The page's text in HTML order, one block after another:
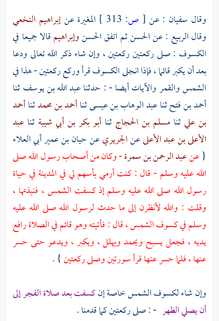
وقال سفيان : عن [ ص: المغيرةعنإبراهيم النخعي
وقالالربيع : عنالحسنثم اتفقالحسنوإبراهيمقالا جميعا في
الكسوف : صلى ركعتين ركعتين ، وإن شاء ذكر الله تعالى ودعا
بعد أن يكبر قائما ، فإذا انجلى الكسوف قرأ وركع ركعتين - هذا في
الشمس والقمر والآيات أيضا - : حدثناعبد الله بن يوسفثنا
أحمد بن فتحثناعبد الوهاب بن عيسىثناأحمد بن محمدثناأحمد
بن عليثنامسلم بن الحجاج ثنا أبو بكر بن أبي شيبة ثنا عبد
الأعلى بن عبد الأعلىعنالجريريعنحيان بن عمير أبي العلاء
{عنعبد الرحمن بن سمرة- وكان من أصحاب رسول الله صلى
الله عليه وسلم - قال : كنت أرمي بأسهم لي فيالمدينةفي حياة
رسول الله صلى الله عليه وسلم إذ كسفت الشمس ، فنبذتها ،
وقلت : والله لأنظرن إلى ما حدث لرسول الله صلى الله عليه
وسلم في كسوف الشمس ، قال : فأتيته وهو قائم في الصلاة رافع
يديه ، فجعل يسبح ويحمد ويهلل ، ويكبر ، ويدعو حتى حسر
عنها ، فلما حسر عنها قرأ سورتين وصلى ركعتين} .
وإن شاء لكسوف الشمس خاصة إنكسفت بعد صلاة الفجر إلى
أن يصلي الظهر - : صلى ركعتين كما قدمنا .